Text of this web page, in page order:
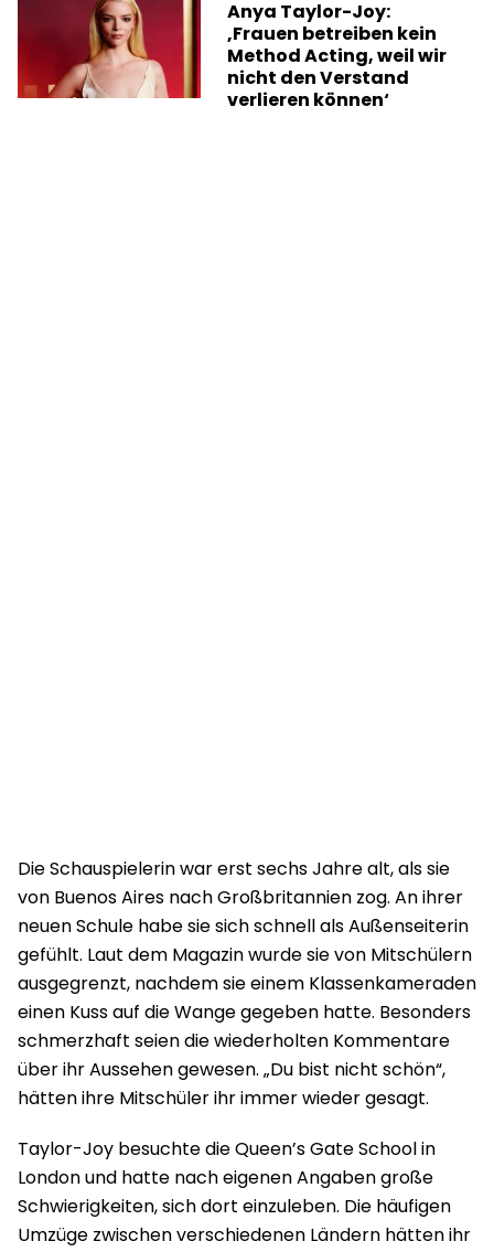
Anya Taylor-Joy:
‚Frauen betreiben kein
Method Acting, weil wir
nicht den Verstand
verlieren können‘
Die Schauspielerin war erst sechs Jahre alt, als sie
von Buenos Aires nach Großbritannien zog. An ihrer
neuen Schule habe sie sich schnell als Außenseiterin
gefühlt. Laut dem Magazin wurde sie von Mitschülern
ausgegrenzt, nachdem sie einem Klassenkameraden
einen Kuss auf die Wange gegeben hatte. Besonders
schmerzhaft seien die wiederholten Kommentare
über ihr Aussehen gewesen. „Du bist nicht schön“,
hätten ihre Mitschüler ihr immer wieder gesagt.
Taylor-Joy besuchte die Queen’s Gate School in
London und hatte nach eigenen Angaben große
Schwierigkeiten, sich dort einzuleben. Die häufigen
Umzüge zwischen verschiedenen Ländern hätten ihr